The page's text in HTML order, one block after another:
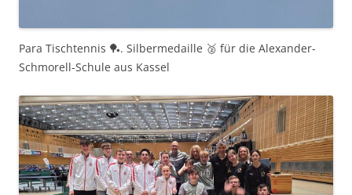
Para Tischtennis 🏓. Silbermedaille 🥈 für die Alexander-
Schmorell-Schule aus Kassel